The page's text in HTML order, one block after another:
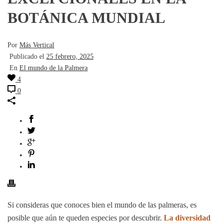
BOTÁNICA MUNDIAL
Por Más Vertical
Publicado el 25 febrero, 2025
En El mundo de la Palmera
4
0
Si consideras que conoces bien el mundo de las palmeras, es
posible que aún te queden especies por descubrir. La diversidad